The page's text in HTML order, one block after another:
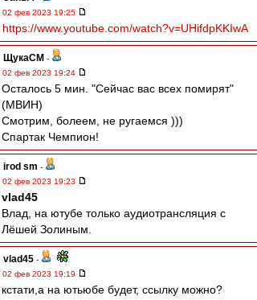
02 фев 2023 19:25
https://www.youtube.com/watch?v=UHifdpKKIwA
ЩукаСМ -
02 фев 2023 19:24
Осталось 5 мин. "Сейчас вас всех помирят"
(МВИН)
Смотрим, болеем, не ругаемся )))
Спартак Чемпион!
irod sm -
02 фев 2023 19:23
vlad45
Влад, на ютубе только аудиотрансляция с
Лёшей Золиным.
vlad45 -
02 фев 2023 19:19
кстати,а на ютьюбе будет, ссылку можно?